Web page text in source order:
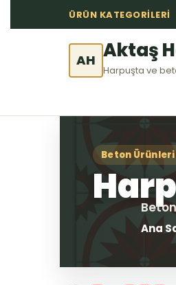
ÜRÜN KATEGORILERI
AH Aktaş
Harpuşta ve
Ana